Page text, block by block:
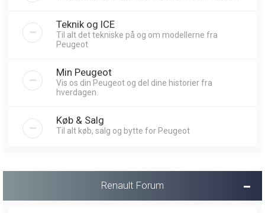
Teknik og ICE
Til alt det tekniske på og om modellerne fra
Peugeot
Min Peugeot
Vis os din Peugeot og del dine historier fra
hverdagen.
Køb & Salg
Til alt køb, salg og bytte for Peugeot
Renault Forum